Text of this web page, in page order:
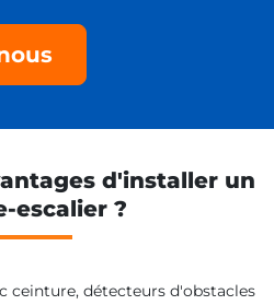
d'installer un
escalier ?
ceinture, détecteurs d'obstacles